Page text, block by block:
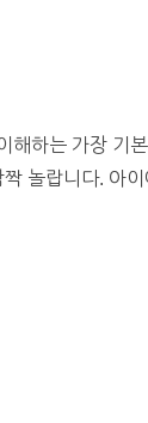
하는 가장 기
놀랍니다. 아